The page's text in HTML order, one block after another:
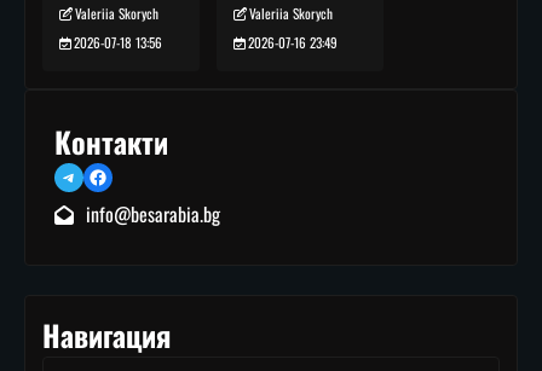
Valeriia Skorych
2026-07-18 13:56
Valeriia Skorych
2026-07-16 23:49
Контакти
TelegramFacebook
info@besarabia.bg
Навигация